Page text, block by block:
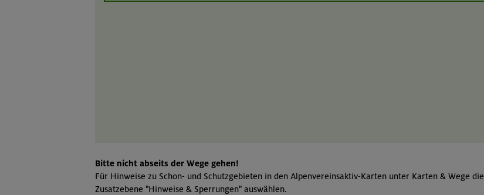
Bitte nicht abseits der Wege gehen!
Für Hinweise zu Schon- und Schutzgebieten in den Alpenvereinsaktiv-Karten unter Karten & Wege die
Zusatzebene "Hinweise & Sperrungen" auswählen.